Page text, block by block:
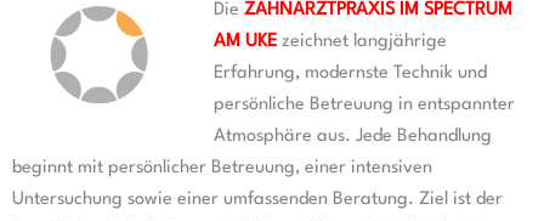
DieZAHNARZTPRAXIS IM SPECTRUM
AM UKE zeichnet langjährige
Erfahrung, modernste Technik und
persönliche Betreuung in entspannter
Atmosphäre aus. Jede Behandlung
beginnt mit persönlicher Betreuung, einer intensiven
Untersuchung sowie einer umfassenden Beratung. Ziel ist der